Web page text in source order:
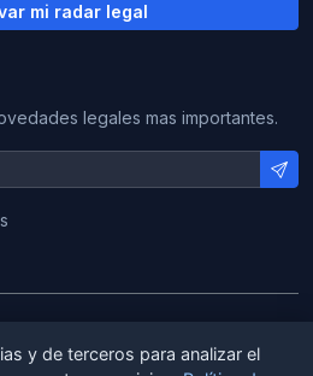
mi radar legal
legales mas importantes.
y de terceros para analizar el